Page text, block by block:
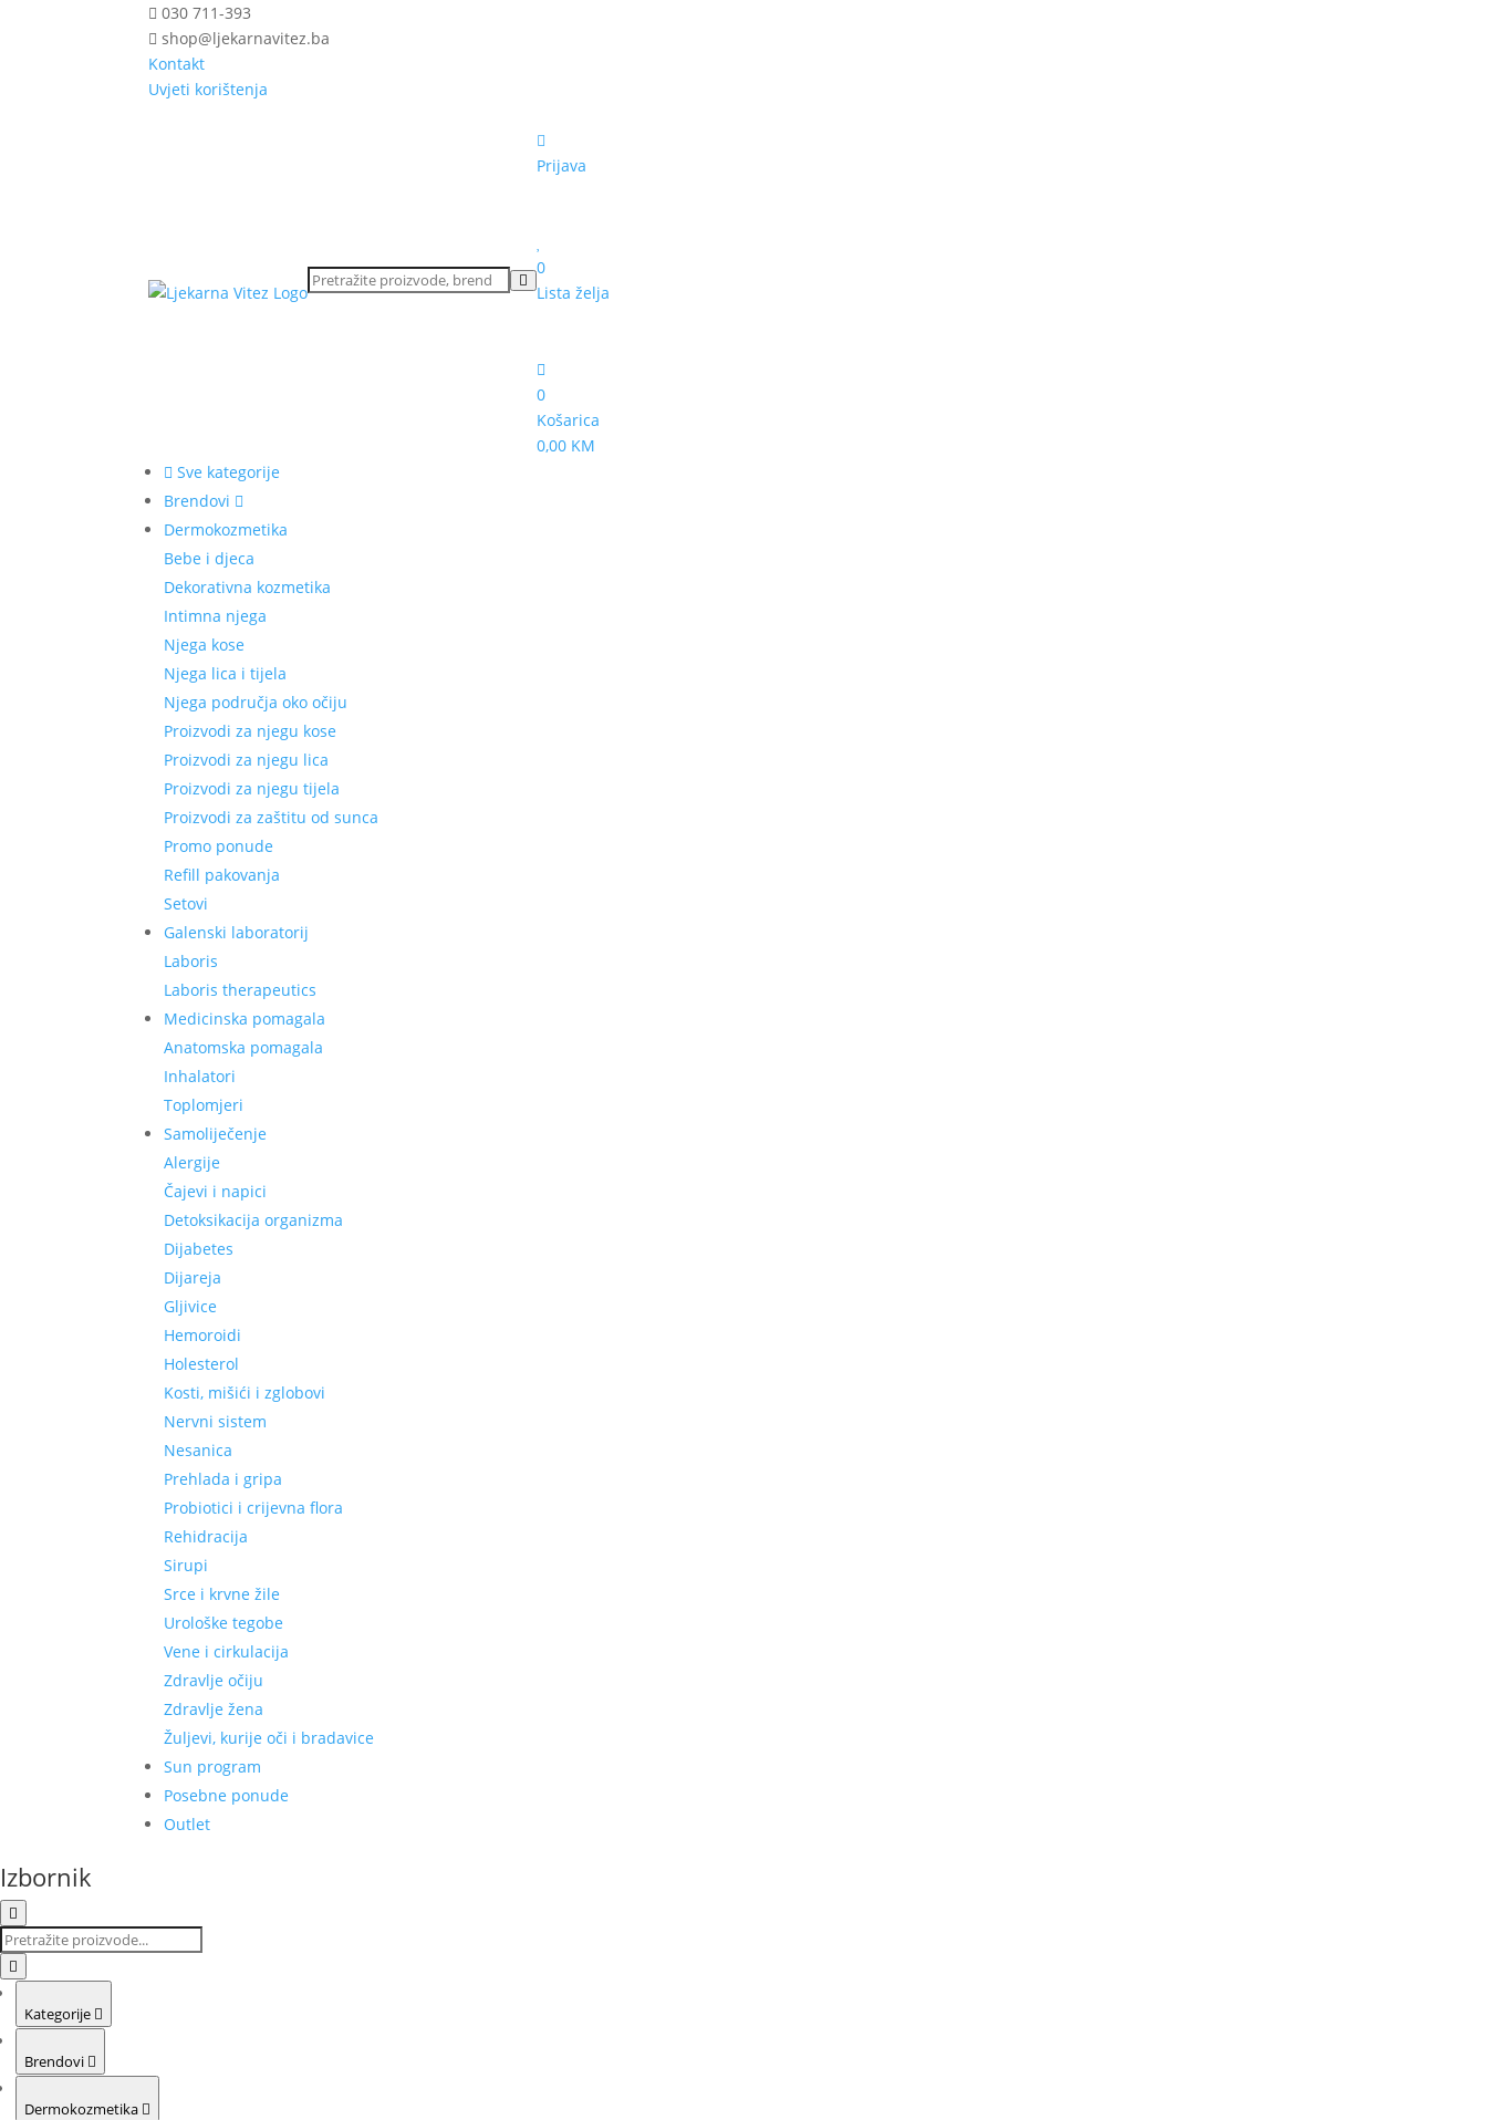
030 711-393
shop@ljekarnavitez.ba
Kontakt
Uvjeti korištenja
Prijava
0
Lista želja
0
Košarica
0,00 KM
Sve kategorije
Brendovi
Dermokozmetika
Bebe i djeca
Dekorativna kozmetika
Intimna njega
Njega kose
Njega lica i tijela
Njega područja oko očiju
Proizvodi za njegu kose
Proizvodi za njegu lica
Proizvodi za njegu tijela
Proizvodi za zaštitu od sunca
Promo ponude
Refill pakovanja
Setovi
Galenski laboratorij
Laboris
Laboris therapeutics
Medicinska pomagala
Anatomska pomagala
Inhalatori
Toplomjeri
Samoliječenje
Alergije
Čajevi i napici
Detoksikacija organizma
Dijabetes
Dijareja
Gljivice
Hemoroidi
Holesterol
Kosti, mišići i zglobovi
Nervni sistem
Nesanica
Prehlada i gripa
Probiotici i crijevna flora
Rehidracija
Sirupi
Srce i krvne žile
Urološke tegobe
Vene i cirkulacija
Zdravlje očiju
Zdravlje žena
Žuljevi, kurije oči i bradavice
Sun program
Posebne ponude
Outlet
Izbornik
Kategorije
Brendovi
Dermokozmetika